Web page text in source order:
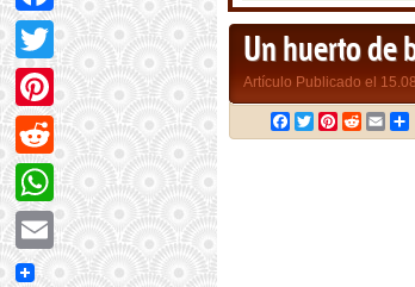
Un huerto de
Artículo Publicado el
Facebook
TwitterPinterest
RedditEmail
Facebook
Twitter
Pinterest
Reddit
WhatsApp
Email